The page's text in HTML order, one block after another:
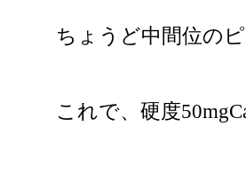
ちょうど中間位の
これで、硬度